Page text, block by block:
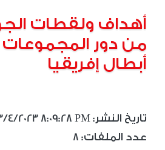
أهداف ولقطات
من دور المجموعات
أبطال إفريقيا
3/4/2023 8:09:28 PM :تاريخ النشر
8 :عدد الملفات